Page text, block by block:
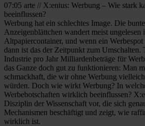
07:05 arte // X:enius: Werbung – Wie stark
beeinflussen?
Werbung hat ein schlechtes Image. Die
Anzeigenblättchen wandert meist ungelesen
Altpapiercontainer, und wenn ein
dann ist das der Zeitpunkt zum Umschalten.
Industrie pro Jahr Milliardenbeträge für
das Ganze doch gut zu funktionieren: Man
schmackhaft, die wir ohne Werbung
würden. Doch wie wirkt Werbung? In
Werbebotschaften wirklich beeinflussen?
Disziplin der Wissenschaft vor, die sich
Mechanismen beschäftigt und zeigt, wie
wirklich ist.